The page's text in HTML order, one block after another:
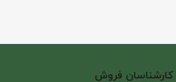
کارشناسان فروش